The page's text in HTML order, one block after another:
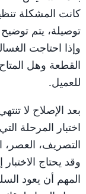
كانت المشكلة
توصيلة، يتم
وإذا احتاجت
القطعة وهل
للعميل.
بعد الإصلاح لا
اختبار المرحلة
التصريف، العصر،
وقد يحتاج
المهم أن يعود